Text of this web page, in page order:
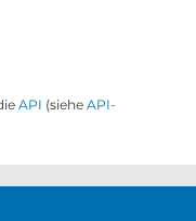
API (siehe API-